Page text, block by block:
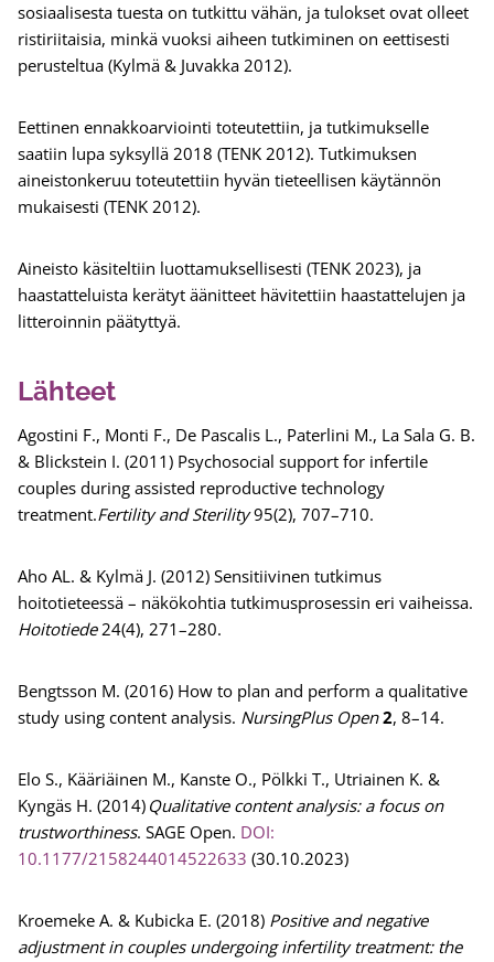
sosiaalisesta tuesta on tutkittu vähän, ja tulokset ovat olleet
ristiriitaisia, minkä vuoksi aiheen tutkiminen on eettisesti
perusteltua (Kylmä & Juvakka 2012).
Eettinen ennakkoarviointi toteutettiin, ja tutkimukselle
saatiin lupa syksyllä 2018 (TENK 2012). Tutkimuksen
aineistonkeruu toteutettiin hyvän tieteellisen käytännön
mukaisesti (TENK 2012).
Aineisto käsiteltiin luottamuksellisesti (TENK 2023), ja
haastatteluista kerätyt äänitteet hävitettiin haastattelujen ja
litteroinnin päätyttyä.
Lähteet
Agostini F., Monti F., De Pascalis L., Paterlini M., La Sala G. B.
& Blickstein I. (2011) Psychosocial support for infertile
couples during assisted reproductive technology
treatment.Fertility and Sterility95(2), 707–710.
Aho AL. & Kylmä J. (2012) Sensitiivinen tutkimus
hoitotieteessä – näkökohtia tutkimusprosessin eri vaiheissa.
Hoitotiede24(4), 271–280.
Bengtsson M. (2016) How to plan and perform a qualitative
study using content analysis. NursingPlus Open 2, 8–14.
Elo S., Kääriäinen M., Kanste O., Pölkki T., Utriainen K. &
Kyngäs H. (2014) Qualitative content analysis: a focus on
trustworthiness. SAGE Open. DOI:
10.1177/2158244014522633 (30.10.2023)
Kroemeke A. & Kubicka E. (2018) Positive and negative
adjustment in couples undergoing infertility treatment: the